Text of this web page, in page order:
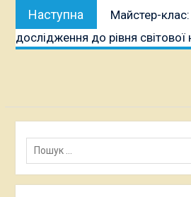
Наступна
публікація:
Майстер-
дослідження до рівня світової
Пошук: